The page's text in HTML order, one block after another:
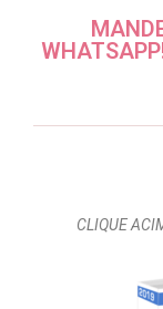
CLIQUE